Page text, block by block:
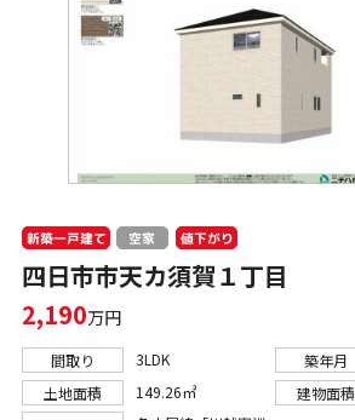
新築一戸建て 空家 値下がり
四日市市天カ須賀１丁目
2,190万円
間取り 3LDK
築年月
土地面積
149.26㎡ 建物面積